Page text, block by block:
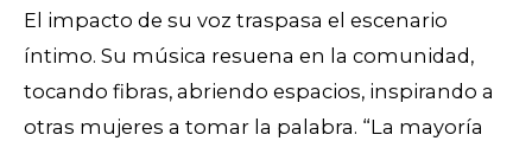
El impacto de su voz traspasa el escenario
íntimo. Su música resuena en la comunidad,
tocando fibras, abriendo espacios, inspirando a
otras mujeres a tomar la palabra. “La mayoría